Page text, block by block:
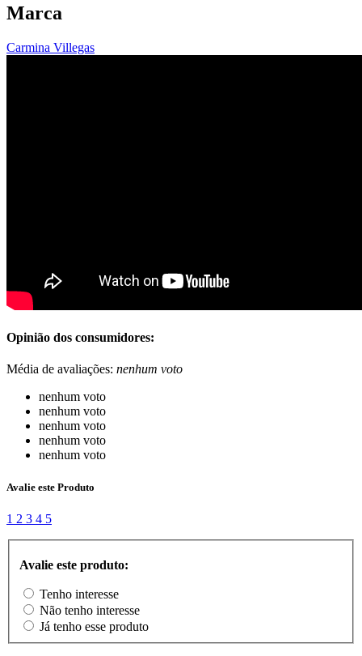
Marca
Carmina Villegas
Opinião dos consumidores:
Média de avaliações: nenhum voto
nenhum voto
nenhum voto
nenhum voto
nenhum voto
nenhum voto
Avalie este Produto
1 2 3 4 5
Avalie este produto:
Tenho interesse
Não tenho interesse
Já tenho esse produto